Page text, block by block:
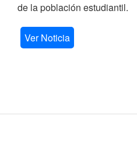
de la población estudiantil.
Ver Noticia